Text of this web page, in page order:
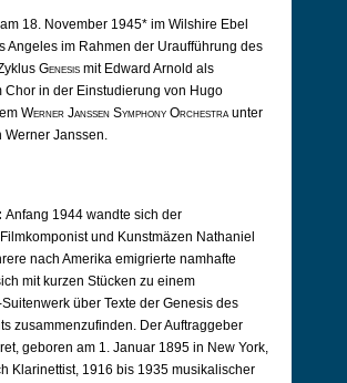
am 18. November 1945* im Wilshire Ebel
Angeles im Rahmen der Uraufführung des
Genesis mit Edward Arnold als
Chor in der Einstudierung von Hugo
Werner Janssen Symphony Orchestraunter
Werner Janssen.
Anfang 1944 wandte sich der
und Kunstmäzen Nathaniel
nach Amerika emigrierte namhafte
mit kurzen Stücken zu einem
über Texte der Genesis des
zusammenzufinden. Der Auftraggeber
geboren am 1. Januar 1895 in New York,
Klarinettist, 1916 bis 1935 musikalischer